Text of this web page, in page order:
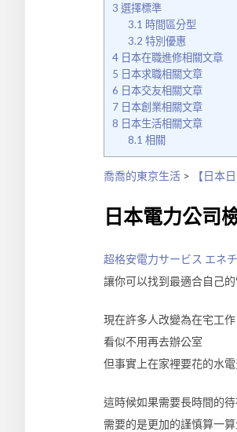
3 選擇標準
3.1 時間區分型
3.2 特別優惠
4 日本在職進修相關文章
5 日本求職相關文章
6 日本交友相關文章
7 日本創業相關文章
8 日本生活相關文章
8.1 相關
喬喬的東京生活 > 【日本
日本電力公司
超格安電力サービス エネ
讓你可以找到最適合自己的
現在許多人改變為在宅工作
看似不用再去辦公室
但事實上在家裡要花的水
這時候如果需要長時間的
需要的是更加的謹慎算一